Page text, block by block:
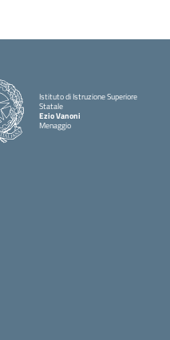
Istituto di Istruzione Superiore
Statale
Ezio Vanoni
Menaggio
— Visita la pagina iniziale della scuola